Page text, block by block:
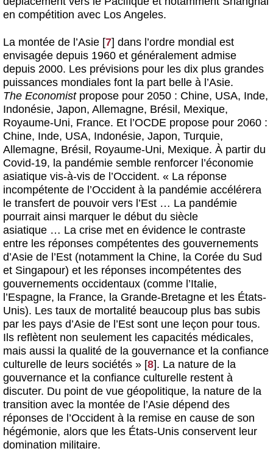
en compétition avec Los Angeles.
La montée de l’Asie [7] dans l’ordre mondial est
envisagée depuis 1960 et généralement admise
depuis 2000. Les prévisions pour les dix plus grandes
puissances mondiales font la part belle à l’Asie.
The Economistpropose pour 2050 : Chine, USA, Inde,
Indonésie, Japon, Allemagne, Brésil, Mexique,
Royaume-Uni, France. Et l’OCDE propose pour 2060 :
Chine, Inde, USA, Indonésie, Japon, Turquie,
Allemagne, Brésil, Royaume-Uni, Mexique. À partir du
Covid-19, la pandémie semble renforcer l’économie
asiatique vis-à-vis de l’Occident. « La réponse
incompétente de l’Occident à la pandémie accélérera
le transfert de pouvoir vers l’Est … La pandémie
pourrait ainsi marquer le début du siècle
asiatique … La crise met en évidence le contraste
entre les réponses compétentes des gouvernements
d’Asie de l’Est (notamment la Chine, la Corée du Sud
et Singapour) et les réponses incompétentes des
gouvernements occidentaux (comme l’Italie,
l’Espagne, la France, la Grande-Bretagne et les États-
Unis). Les taux de mortalité beaucoup plus bas subis
par les pays d’Asie de l’Est sont une leçon pour tous.
Ils reflètent non seulement les capacités médicales,
mais aussi la qualité de la gouvernance et la confiance
culturelle de leurs sociétés » [8]. La nature de la
gouvernance et la confiance culturelle restent à
discuter. Du point de vue géopolitique, la nature de la
transition avec la montée de l’Asie dépend des
réponses de l’Occident à la remise en cause de son
hégémonie, alors que les États-Unis conservent leur
domination militaire.